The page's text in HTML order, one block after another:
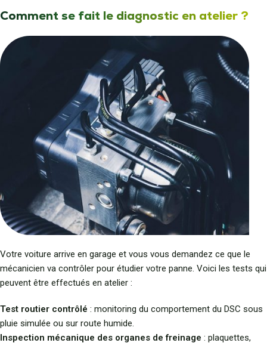
Comment se fait le diagnostic en atelier ?
Votre voiture arrive en garage et vous vous demandez ce que le
mécanicien va contrôler pour étudier votre panne. Voici les tests qui
peuvent être effectués en atelier :
Test routier contrôlé : monitoring du comportement du DSC sous
pluie simulée ou sur route humide.
Inspection mécanique des organes de freinage : plaquettes,